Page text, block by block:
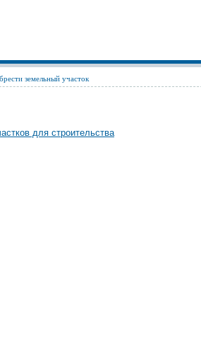
земельный участок
для строительства